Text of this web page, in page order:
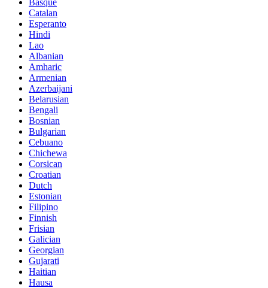
Catalan
Esperanto
Hindi
Lao
Albanian
Amharic
Armenian
Azerbaijani
Belarusian
Bengali
Bosnian
Bulgarian
Cebuano
Chichewa
Corsican
Croatian
Dutch
Estonian
Filipino
Finnish
Frisian
Galician
Georgian
Gujarati
Haitian
Hausa